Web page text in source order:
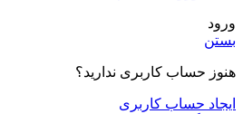
ورود
بستن
هنوز حساب کاربری ندارید؟
ایجاد حساب کاربری